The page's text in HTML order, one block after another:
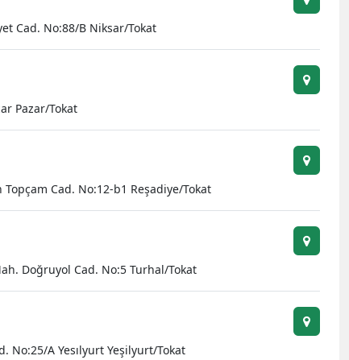
Cad. No:88/B Niksar/Tokat
Pazar/Tokat
Cad. No:12-b1 Reşadiye/Tokat
Doğruyol Cad. No:5 Turhal/Tokat
No:25/A Yesılyurt Yeşilyurt/Tokat